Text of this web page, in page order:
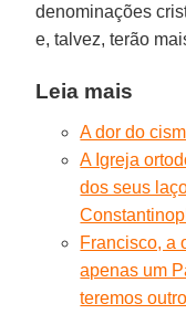
denominações
e, talvez, terão
Leia mais
A dor do
A Igreja
dos seus
Francisco, a
apenas um
teremos